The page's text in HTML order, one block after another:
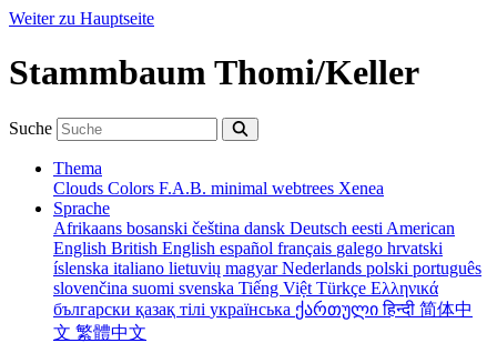
Weiter zu Hauptseite
Stammbaum Thomi/Keller
Suche
Thema
Clouds Colors F.A.B. minimal webtrees Xenea
Sprache
Afrikaans bosanski čeština dansk Deutsch eesti American
English British English español français galego hrvatski
íslenska italiano lietuvių magyarNederlands polski português
slovenčina suomi svenska Tiếng Việt Türkçe Ελληνικά
български қазақ тілі українська ქართულიहिन्दी 简体中
文 繁體中文